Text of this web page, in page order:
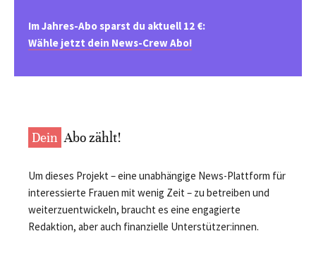
Im Jahres-Abo sparst du aktuell 12 €:
Wähle jetzt dein News-Crew Abo!
Dein Abo zählt!
Um dieses Projekt – eine unabhängige News-Plattform für
interessierte Frauen mit wenig Zeit – zu betreiben und
weiterzuentwickeln, braucht es eine engagierte
Redaktion, aber auch finanzielle Unterstützer:innen.